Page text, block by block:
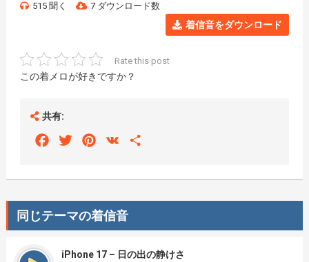
515 聞く 7 ダウンロード数
着信音をダウンロード
Rate this post
この着メロが好きですか？
共有:
FacebookTwitterPinterest
VK
同じテーマの着信音
iPhone 17 – 日の出の静けさ